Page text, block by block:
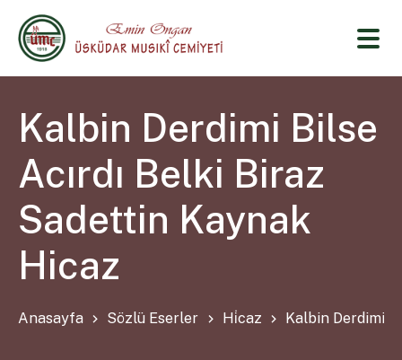
Kalbin Derdimi Bilse
Acırdı Belki Biraz
Sadettin Kaynak
Hicaz
Anasayfa Sözlü Eserler Hi̇caz Kalbin Derdimi